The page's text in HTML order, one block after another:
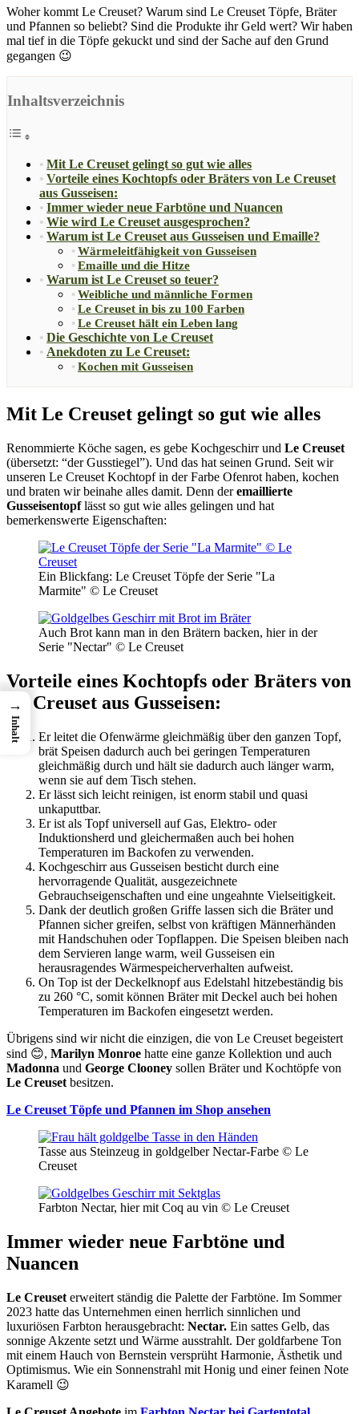
Woher kommt Le Creuset? Warum sind Le Creuset Töpfe, Bräter
und Pfannen so beliebt? Sind die Produkte ihr Geld wert? Wir haben
mal tief in die Töpfe gekuckt und sind der Sache auf den Grund
gegangen 😉
Inhaltsverzeichnis
Mit Le Creuset gelingt so gut wie alles
Vorteile eines Kochtopfs oder Bräters von Le Creuset
aus Gusseisen:
Immer wieder neue Farbtöne und Nuancen
Wie wird Le Creuset ausgesprochen?
Warum ist Le Creuset aus Gusseisen und Emaille?
Wärmeleitfähigkeit von Gusseisen
Emaille und die Hitze
Warum ist Le Creuset so teuer?
Weibliche und männliche Formen
Le Creuset in bis zu 100 Farben
Le Creuset hält ein Leben lang
Die Geschichte von Le Creuset
Anekdoten zu Le Creuset:
Kochen mit Gusseisen
Mit Le Creuset gelingt so gut wie alles
Renommierte Köche sagen, es gebe Kochgeschirr und Le Creuset
(übersetzt: “der Gusstiegel”). Und das hat seinen Grund. Seit wir
unseren Le Creuset Kochtopf in der Farbe Ofenrot haben, kochen
und braten wir beinahe alles damit. Denn deremaillierte
Gusseisentopflässt so gut wie alles gelingen und hat
bemerkenswerte Eigenschaften:
Ein Blickfang: Le Creuset Töpfe der Serie "La
Marmite" © Le Creuset
Auch Brot kann man in den Brätern backen, hier in der
Serie "Nectar" © Le Creuset
Vorteile eines Kochtopfs oder Bräters von
Le Creuset aus Gusseisen:
Er leitet die Ofenwärme gleichmäßig über den ganzen Topf,
brät Speisen dadurch auch bei geringen Temperaturen
gleichmäßig durch und hält sie dadurch auch länger warm,
wenn sie auf dem Tisch stehen.
Er lässt sich leicht reinigen, ist enorm stabil und quasi
unkaputtbar.
Er ist als Topf universell auf Gas, Elektro- oder
Induktionsherd und gleichermaßen auch bei hohen
Temperaturen im Backofen zu verwenden.
Kochgeschirr aus Gusseisen besticht durch eine
hervorragende Qualität, ausgezeichnete
Gebrauchseigenschaften und eine ungeahnte Vielseitigkeit.
Dank der deutlich großen Griffe lassen sich die Bräter und
Pfannen sicher greifen, selbst von kräftigen Männerhänden
mit Handschuhen oder Topflappen. Die Speisen bleiben nach
dem Servieren lange warm, weil Gusseisen ein
herausragendes Wärmespeicherverhalten aufweist.
On Top ist der Deckelknopf aus Edelstahl hitzebeständig bis
zu 260 °C, somit können Bräter mit Deckel auch bei hohen
Temperaturen im Backofen eingesetzt werden.
Übrigens sind wir nicht die einzigen, die von Le Creuset begeistert
sind 😊, Marilyn Monroe hatte eine ganze Kollektion und auch
Madonna und George Clooney sollen Bräter und Kochtöpfe von
Le Creuset besitzen.
Le Creuset Töpfe und Pfannen im Shop ansehen
Tasse aus Steinzeug in goldgelber Nectar-Farbe © Le
Creuset
Farbton Nectar, hier mit Coq au vin © Le Creuset
Immer wieder neue Farbtöne und
Nuancen
Le Creuset erweitert ständig die Palette der Farbtöne. Im Sommer
2023 hatte das Unternehmen einen herrlich sinnlichen und
luxuriösen Farbton herausgebracht: Nectar. Ein sattes Gelb, das
sonnige Akzente setzt und Wärme ausstrahlt. Der goldfarbene Ton
mit einem Hauch von Bernstein versprüht Harmonie, Ästhetik und
Optimismus. Wie ein Sonnenstrahl mit Honig und einer feinen Note
Karamell 😉
→
Inhalt